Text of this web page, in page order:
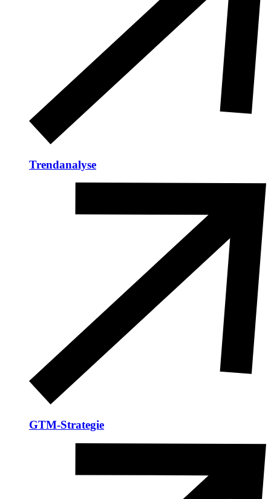
Trendanalyse
GTM-Strategie